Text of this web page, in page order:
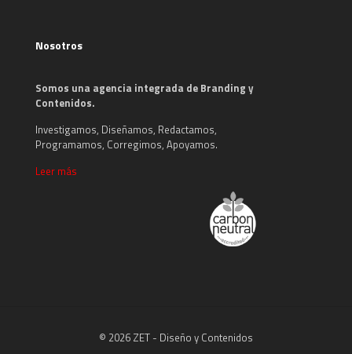
Nosotros
Somos una agencia integrada de Branding y
Contenidos.
Investigamos, Diseñamos, Redactamos,
Programamos, Corregimos, Apoyamos.
Leer más
© 2026 ZET - Diseño y Contenidos